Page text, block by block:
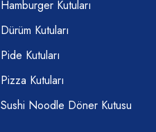
Hamburger Kutuları
Dürüm Kutuları
Pide Kutuları
Pizza Kutuları
Sushi Noodle Döner Kutusu